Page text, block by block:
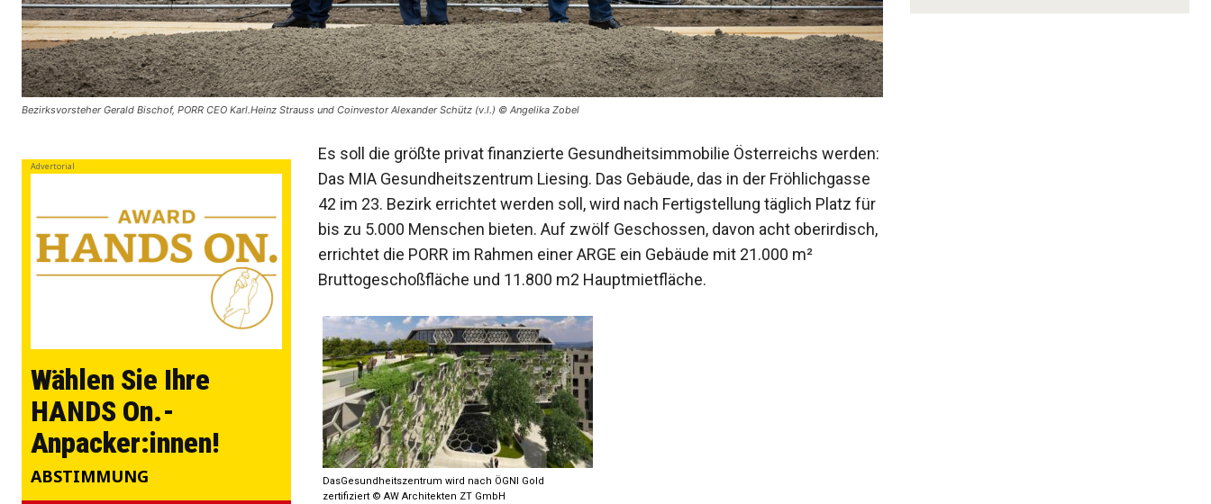
Bezirksvorsteher Gerald Bischof, PORR CEO Karl.Heinz Strauss und Coinvestor Alexander Schütz (v.l.) © Angelika Zobel
Advertorial
Wählen Sie Ihre
HANDS On.-
Anpacker:innen!
ABSTIMMUNG
Es soll die größte privat finanzierte Gesundheitsimmobilie Österreichs werden:
Das MIA Gesundheitszentrum Liesing. Das Gebäude, das in der Fröhlichgasse
42 im 23. Bezirk errichtet werden soll, wird nach Fertigstellung täglich Platz für
bis zu 5.000 Menschen bieten. Auf zwölf Geschossen, davon acht oberirdisch,
errichtet die PORR im Rahmen einer ARGE ein Gebäude mit 21.000 m²
Bruttogeschoßfläche und 11.800 m2 Hauptmietfläche.
DasGesundheitszentrum wird nach ÖGNI Gold
zertifiziert © AW Architekten ZT GmbH